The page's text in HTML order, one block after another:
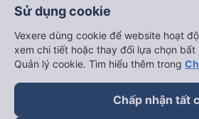
Sử dụng cookie
Vexere dùng cookie để website hoạt
xem chi tiết hoặc thay đổi lựa chọn
Quản lý cookie. Tìm hiểu thêm trong
Chấp nhận tất